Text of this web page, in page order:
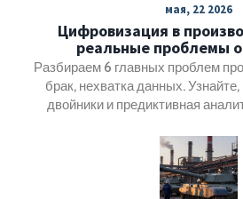
мая, 22 2026
Цифровизация в
реальные проблемы
Разбираем 6 главных проблем
брак, нехватка данных.
двойники и предиктивная